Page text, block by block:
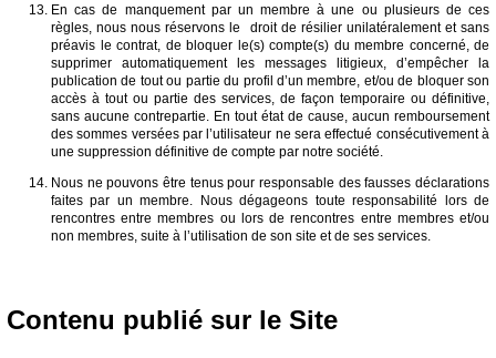
En cas de manquement par un membre à une ou plusieurs de ces
règles, nous nous réservons le droit de résilier unilatéralement et sans
préavis le contrat, de bloquer le(s) compte(s) du membre concerné, de
supprimer automatiquement les messages litigieux, d’empêcher la
publication de tout ou partie du profil d’un membre, et/ou de bloquer son
accès à tout ou partie des services, de façon temporaire ou définitive,
sans aucune contrepartie. En tout état de cause, aucun remboursement
des sommes versées par l’utilisateur ne sera effectué consécutivement à
une suppression définitive de compte par notre société.
Nous ne pouvons être tenus pour responsable des fausses déclarations
faites par un membre. Nous dégageons toute responsabilité lors de
rencontres entre membres ou lors de rencontres entre membres et/ou
non membres, suite à l’utilisation de son site et de ses services.
Contenu publié sur le Site